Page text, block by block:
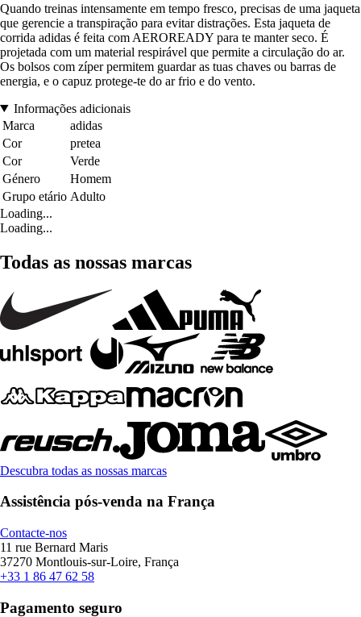
Quando treinas intensamente em tempo fresco, precisas de uma jaqueta
que gerencie a transpiração para evitar distrações. Esta jaqueta de
corrida adidas é feita com AEROREADY para te manter seco. É
projetada com um material respirável que permite a circulação do ar.
Os bolsos com zíper permitem guardar as tuas chaves ou barras de
energia, e o capuz protege-te do ar frio e do vento.
Informações adicionais
Marca
adidas
Cor
pretea
Cor
Verde
Género
Homem
Grupo etário Adulto
Loading...
Loading...
Todas as nossas marcas
Descubra todas as nossas marcas
Assistência pós-venda na França
Contacte-nos
11 rue Bernard Maris
37270 Montlouis-sur-Loire, França
+33 1 86 47 62 58
Pagamento seguro